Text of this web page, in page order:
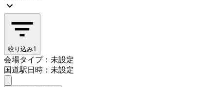
絞り込み1
会場タイプ：未設定
国道駅日時：未設定